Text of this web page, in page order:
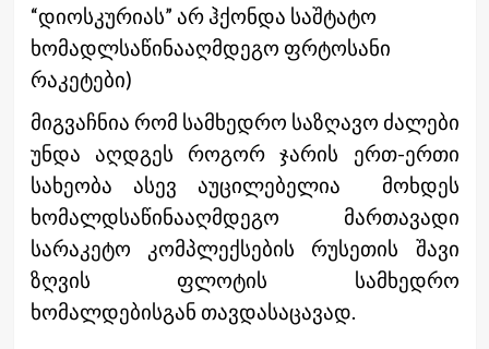
“დიოსკურიას” არ ჰქონდა საშტატო
ხომადლსაწინააღმდეგო ფრტოსანი
რაკეტები)
მიგვაჩნია რომ სამხედრო საზღავო ძალები
უნდა აღდგეს როგორ ჯარის ერთ-ერთი
სახეობა ასევ აუცილებელია მოხდეს
ხომალდსაწინააღმდეგო მართავადი
სარაკეტო კომპლექსების რუსეთის შავი
ზღვის ფლოტის სამხედრო
ხომალდებისგან თავდასაცავად.